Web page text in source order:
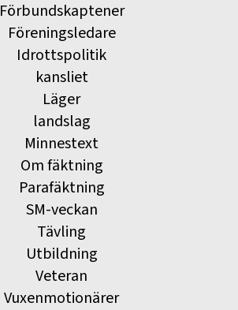
Förbundskaptener
Föreningsledare
Idrottspolitik
kansliet
Läger
landslag
Minnestext
Om fäktning
Parafäktning
SM-veckan
Tävling
Utbildning
Veteran
Vuxenmotionärer